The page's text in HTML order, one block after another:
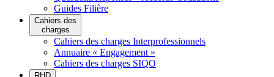
Guides Filière
Cahiers des
charges
Cahiers des charges Interprofessionnels
Annuaire « Engagement »
Cahiers des charges SIQO